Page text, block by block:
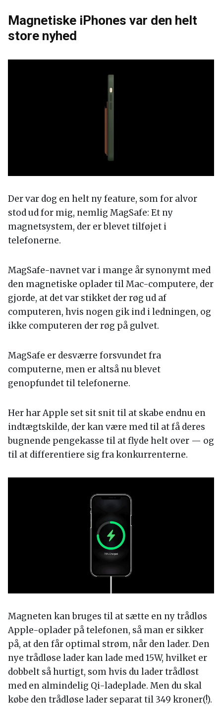
Magnetiske iPhones var den helt
store nyhed
Der var dog en helt ny feature, som for alvor
stod ud for mig, nemlig MagSafe: Et ny
magnetsystem, der er blevet tilføjet i
telefonerne.
MagSafe-navnet var i mange år synonymt med
den magnetiske oplader til Mac-computere, der
gjorde, at det var stikket der røg ud af
computeren, hvis nogen gik ind i ledningen, og
ikke computeren der røg på gulvet.
MagSafe er desværre forsvundet fra
computerne, men er altså nu blevet
genopfundet til telefonerne.
Her har Apple set sit snit til at skabe endnu en
indtægtskilde, der kan være med til at få deres
bugnende pengekasse til at flyde helt over — og
til at differentiere sig fra konkurrenterne.
Magneten kan bruges til at sætte en ny trådløs
Apple-oplader på telefonen, så man er sikker
på, at den får optimal strøm, når den lader. Den
nye trådløse lader kan lade med 15W, hvilket er
dobbelt så hurtigt, som hvis du lader trådløst
med en almindelig Qi-ladeplade. Men du skal
købe den trådløse lader separat til 349 kroner(!).